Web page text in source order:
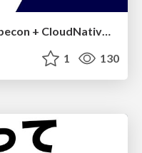
Japan Community Day at Kubecon + CloudNativeCon Japan 2026: Learning Container Privilege Control by Building My Own Low-Level Container Runtime
1 130